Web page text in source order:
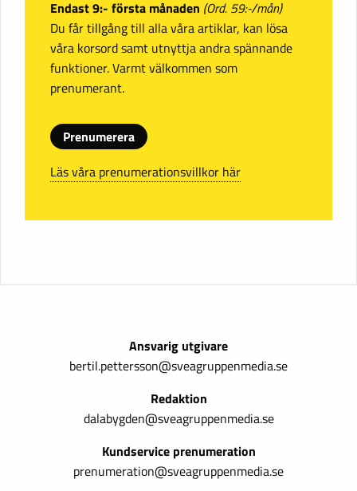
Endast 9:- första månaden (Ord. 59:-/mån)
Du får tillgång till alla våra artiklar, kan lösa
våra korsord samt utnyttja andra spännande
funktioner. Varmt välkommen som
prenumerant.
Prenumerera
Läs våra prenumerationsvillkor här
Ansvarig utgivare
bertil.pettersson@sveagruppenmedia.se
Redaktion
dalabygden@sveagruppenmedia.se
Kundservice prenumeration
prenumeration@sveagruppenmedia.se